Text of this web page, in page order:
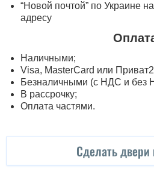
“Новой почтой” по Украине
адресу
Наличными;
Visa, MasterСard или
Безналичными (с НДС и без
В рассрочку;
Оплата частями.
Сделать двери